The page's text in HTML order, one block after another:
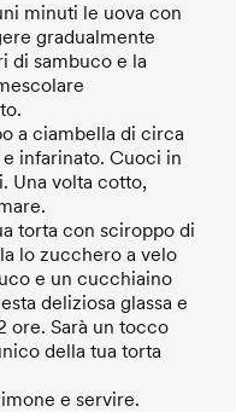
minuti le uova con
gradualmente
di sambuco e la
a ciambella di circa
infarinato. Cuoci in
Una volta cotto,
torta con sciroppo di
lo zucchero a velo
e un cucchiaino
deliziosa glassa e
ore. Sarà un tocco
della tua torta
e servire.